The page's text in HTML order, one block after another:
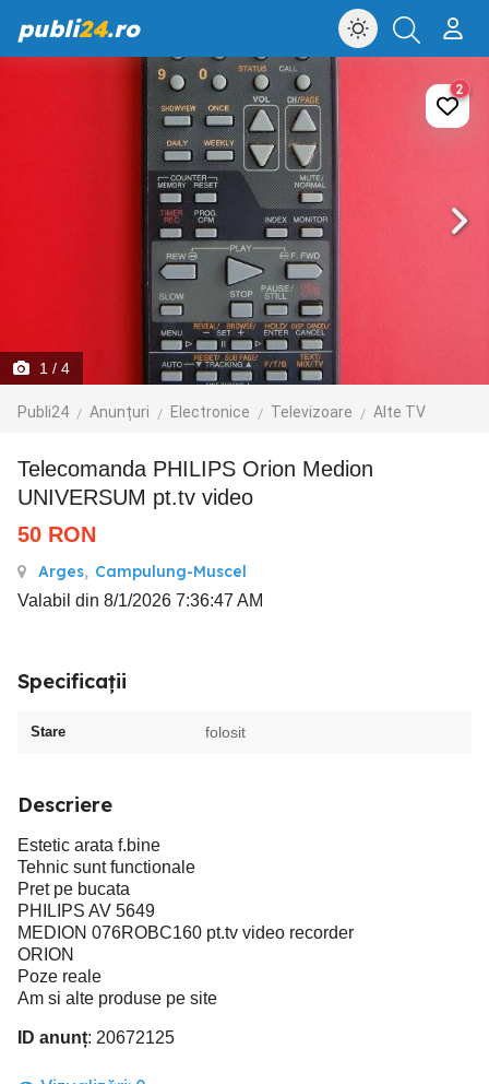
publi24.ro
1 / 4
Publi24 Anunțuri Electronice Televizoare Alte TV
2
Telecomanda PHILIPS Orion Medion
UNIVERSUM pt.tv video
50 RON
Arges, Campulung-Muscel
Valabil din 8/1/2026 7:36:47 AM
Specificații
Stare folosit
Descriere
Estetic arata f.bine
Tehnic sunt functionale
Pret pe bucata
PHILIPS AV 5649
MEDION 076ROBC160 pt.tv video recorder
ORION
Poze reale
Am si alte produse pe site
ID anunț: 20672125